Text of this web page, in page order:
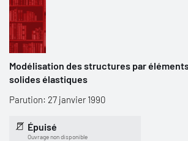
Modélisation des structures par
solides élastiques
Parution: 27 janvier 1990
Épuisé
Ouvrage non disponible